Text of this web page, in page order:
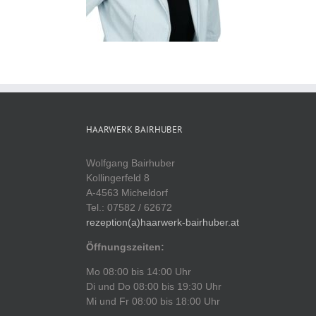
HAARWERK BAIRHUBER
Wolfgang Bairhuber
Kollingerfeld 8
A-4563 Micheldorf
Tel.: 07582 / 62672
rezeption(a)haarwerk-bairhuber.at
Öffnungszeiten:
Mo 08:00 bis 14:00 Uhr
Di und Do 08:00 bis 19:30 Uhr
Mi und Fr 08:00 bis 18:00 Uhr